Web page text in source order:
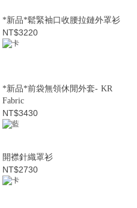
*新品*鬆緊袖口收腰拉鏈外罩衫
NT$3220
*新品*前袋無領休閒外套- KR
Fabric
NT$3430
開襟針織罩衫
NT$2730